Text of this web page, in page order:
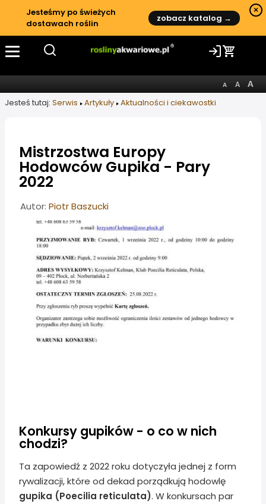
Jesteśmy po świeżych
dostawach roślin
zobacz katalog →
×
Jesteś tutaj: Serwis Artykuły Aktualności i ciekawostki
Mistrzostwa Europy
Hodowców Gupika - Pary
2022
Informacje o artykule
Autor: Piotr Baszucki
Konkursy gupików - o co w nich
chodzi?
Ta zapowiedź z 2022 roku dotyczyła jednej z form
rywalizacji, które od dekad porządkują hodowlę
gupika (Poecilia reticulata). W konkursach par